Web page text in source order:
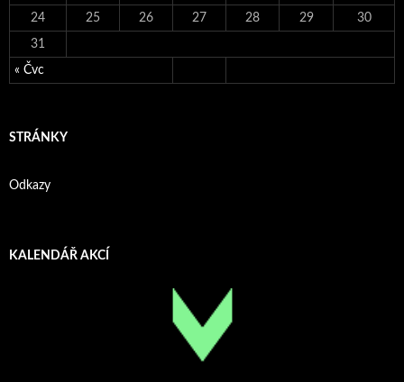
« Čvc
24 25 26 27 28 29 30
31
STRÁNKY
Odkazy
KALENDÁŘ AKCÍ